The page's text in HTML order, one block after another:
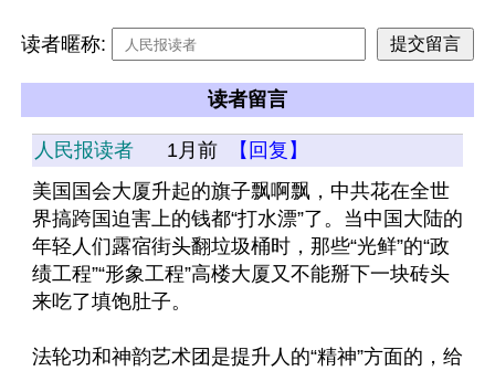
读者暱称:
读者留言
人民报读者 1月前
【回复】
美国国会大厦升起的旗子飘啊飘，中共花在全世
界搞跨国迫害上的钱都“打水漂”了。当中国大陆的
年轻人们露宿街头翻垃圾桶时，那些“光鲜”的“政
绩工程”“形象工程”高楼大厦又不能掰下一块砖头
来吃了填饱肚子。
法轮功和神韵艺术团是提升人的“精神”方面的，给